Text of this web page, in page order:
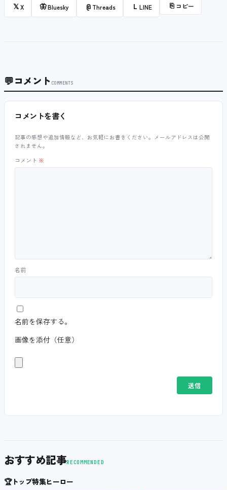
𝕏X 🦋Bluesky @ Threads L LINE ⎘ コピー
💬コメント COMMENTS
コメントを書く
記事の感想や追加情報など、お気軽にお書きください。メールアドレスは公開
されません。
コメント ※
名前
名前を保存する。
画像を添付（任意）
おすすめ記事RECOMMENDED
🏆トップ特集ヒーロー